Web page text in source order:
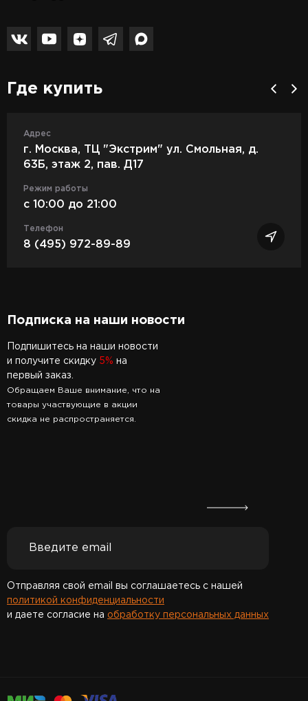
Где купить
Адрес
г. Москва, ТЦ "Экстрим" ул. Смольная, д.
63Б, этаж 2, пав. Д17
Режим работы
c 10:00 до 21:00
Телефон
8 (495) 972-89-89
Подписка на наши новости
Подпишитесь на наши новости
и получите скидку 5% на
первый заказ.
Обращаем Ваше внимание, что на
товары участвующие в акции
скидка не распространяется.
Отправляя свой email вы соглашаетесь с нашей
политикой конфиденциальности
и даете согласие на обработку персональных данных